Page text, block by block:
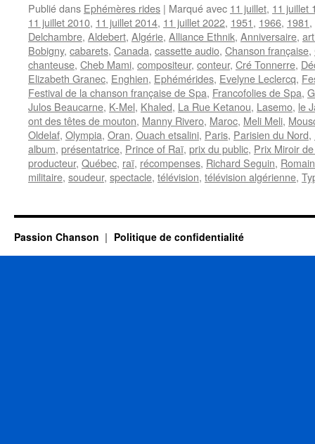
Publié dans Ephémères rides | Marqué avec 11 juillet, 11 juillet
11 juillet 2010, 11 juillet 2014, 11 juillet 2022, 1951, 1966, 1981,
Delchambre, Aldebert, Algérie, Alliance Ethnik, Anniversaire,
Bobigny, cabarets, Canada, cassette audio, Chanson française,
chanteuse, Cheb Mami, compositeur, conteur, Cré Tonnerre,
Elizabeth Granec, Enghien, Ephémérides, Evelyne Leclercq,
Festival de la chanson française de Spa, Francofolies de Spa,
Julos Beaucarne, K-Mel, Khaled, La Rue Ketanou, Lasemo, le
ont des têtes de mouton, Manny Rivero, Maroc, Meli Meli,
Oldelaf, Olympia, Oran, Ouach etsalini, Paris, Parisien du Nord,
album, présentatrice, Prince of Raï, prix du public, Prix Miroir
producteur, Québec, raï, récompenses, Richard Seguin,
militaire, soudeur, spectacle, télévision, télévision algérienne,
Passion Chanson Politique de confidentialité